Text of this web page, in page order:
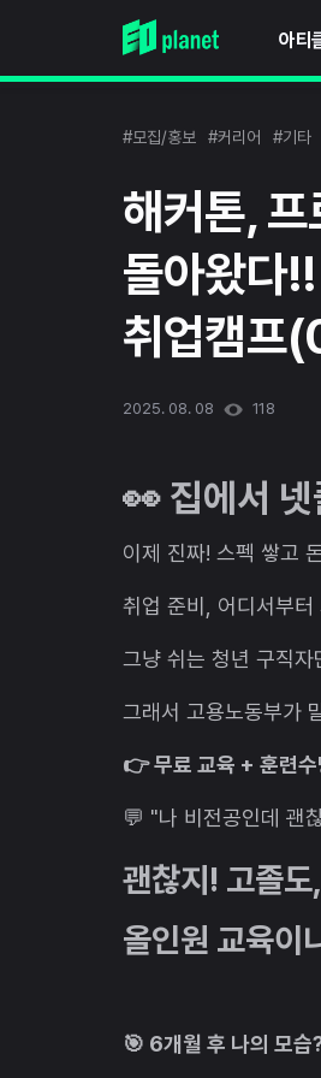
아티
#모집/홍보 #커리어 #기타
해커톤,
돌아왔다
취업캠
2025. 08. 08 118
👀 집에서
이제 진짜! 스펙 쌓고
취업 준비, 어디서부
그냥 쉬는 청년 구직
그래서 고용노동부가
👉 무료 교육 + 훈련
💬 "나 비전공인데 괜
괜찮지! 고졸
올인원 교육이
🎯 6개월 후 나의 모습